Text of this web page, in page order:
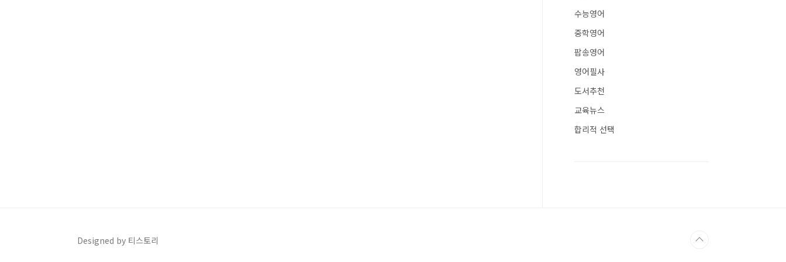
수능영어
중학영어
팝송영어
영어필사
도서추천
교육뉴스
합리적 선택
Designed by 티스토리